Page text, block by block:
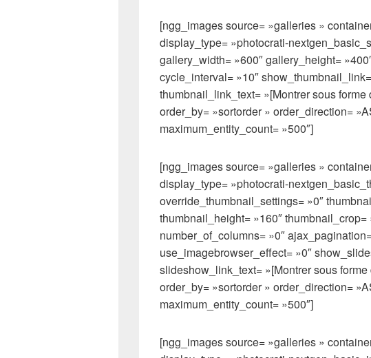
[ngg_images source= »galleries »
display_type= »photocrati-
gallery_width= »600″ gallery_height=
cycle_interval= »10″
thumbnail_link_text= »[Montrer sous forme
order_by= »sortorder » order_direction=
maximum_entity_count= »500″]
[ngg_images source= »galleries »
display_type= »photocrati-
override_thumbnail_settings= »0″
thumbnail_height= »160″
number_of_columns= »0″
use_imagebrowser_effect= »0″
slideshow_link_text= »[Montrer sous
order_by= »sortorder » order_direction=
maximum_entity_count= »500″]
[ngg_images source= »galleries »